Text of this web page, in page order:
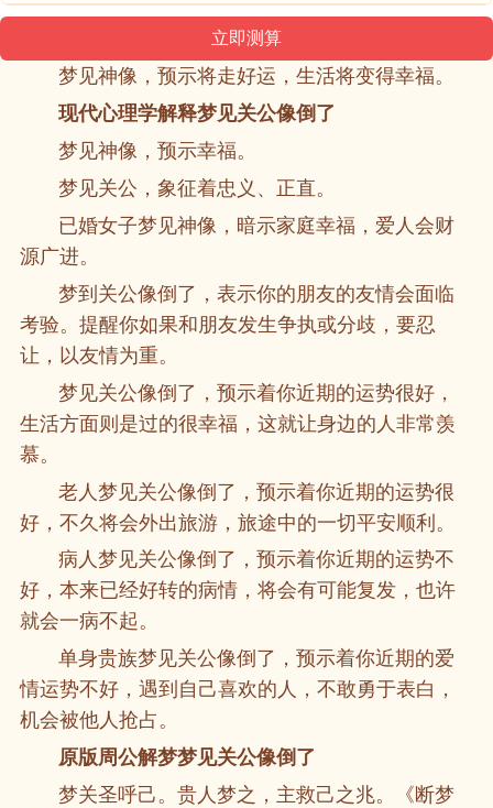
梦见神像，预示将走好运，生活将变得幸福。
现代心理学解释梦见关公像倒了
梦见神像，预示幸福。
梦见关公，象征着忠义、正直。
已婚女子梦见神像，暗示家庭幸福，爱人会财
源广进。
梦到关公像倒了，表示你的朋友的友情会面临
考验。提醒你如果和朋友发生争执或分歧，要忍
让，以友情为重。
梦见关公像倒了，预示着你近期的运势很好，
生活方面则是过的很幸福，这就让身边的人非常羡
慕。
老人梦见关公像倒了，预示着你近期的运势很
好，不久将会外出旅游，旅途中的一切平安顺利。
病人梦见关公像倒了，预示着你近期的运势不
好，本来已经好转的病情，将会有可能复发，也许
就会一病不起。
单身贵族梦见关公像倒了，预示着你近期的爱
情运势不好，遇到自己喜欢的人，不敢勇于表白，
机会被他人抢占。
原版周公解梦梦见关公像倒了
梦关圣呼己。贵人梦之，主救己之兆。《断梦